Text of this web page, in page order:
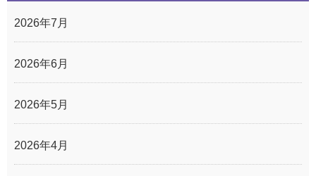
2026年7月
2026年6月
2026年5月
2026年4月